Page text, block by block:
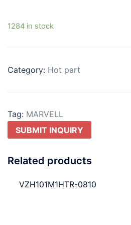
1284 in stock
Category: Hot part
Tag: MARVELL
SUBMIT INQUIRY
Related products
VZH101M1HTR-0810